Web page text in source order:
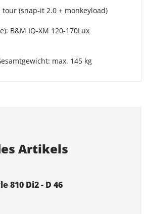
tour (snap-it 2.0 + monkeyload)
B&M IQ-XM 120-170Lux
max. 145 kg
Artikels
810 Di2 - D 46